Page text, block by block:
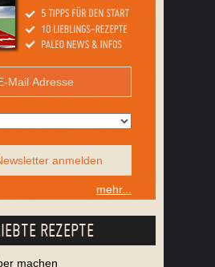
anmelden
mehr...
REZEPTE
machen